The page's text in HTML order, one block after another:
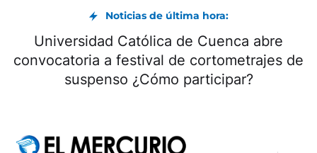
Noticias de última hora:
Universidad Católica de Cuenca abre
convocatoria a festival de cortometrajes de
suspenso ¿Cómo participar?